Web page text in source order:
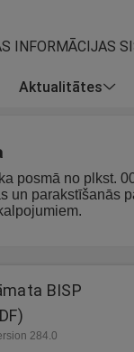
INFORMĀCIJAS
Aktualitātes
posmā no plkst.
un parakstīšanās
BISP
284.0